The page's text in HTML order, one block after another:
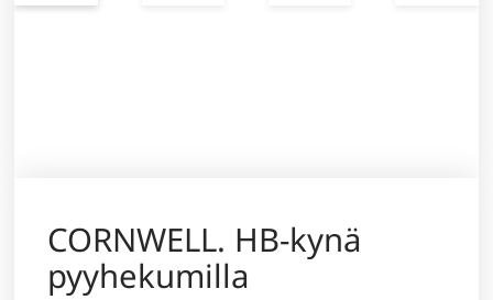
CORNWELL. HB-kynä
pyyhekumilla